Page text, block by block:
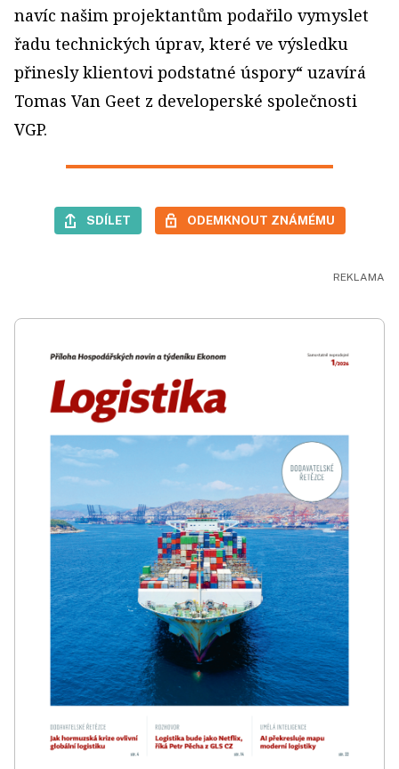
navíc našim projektantům podařilo vymyslet
řadu technických úprav, které ve výsledku
přinesly klientovi podstatné úspory“ uzavírá
Tomas Van Geet z developerské společnosti
VGP.
SDÍLET ODEMKNOUT ZNÁMÉMU